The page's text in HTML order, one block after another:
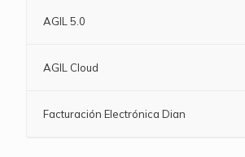
AGIL 5.0
AGIL Cloud
Facturación Electrónica Dian